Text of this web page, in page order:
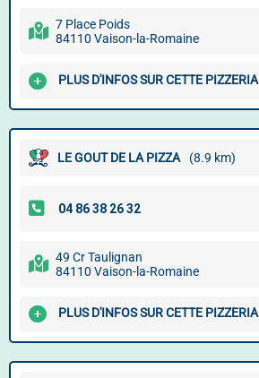
7 Place Poids
84110 Vaison-la-Romaine
PLUS D'INFOS SUR CETTE PIZZERIA
LE GOUT DE LA PIZZA (8.9 km)
49 Cr Taulignan
84110 Vaison-la-Romaine
PLUS D'INFOS SUR CETTE PIZZERIA